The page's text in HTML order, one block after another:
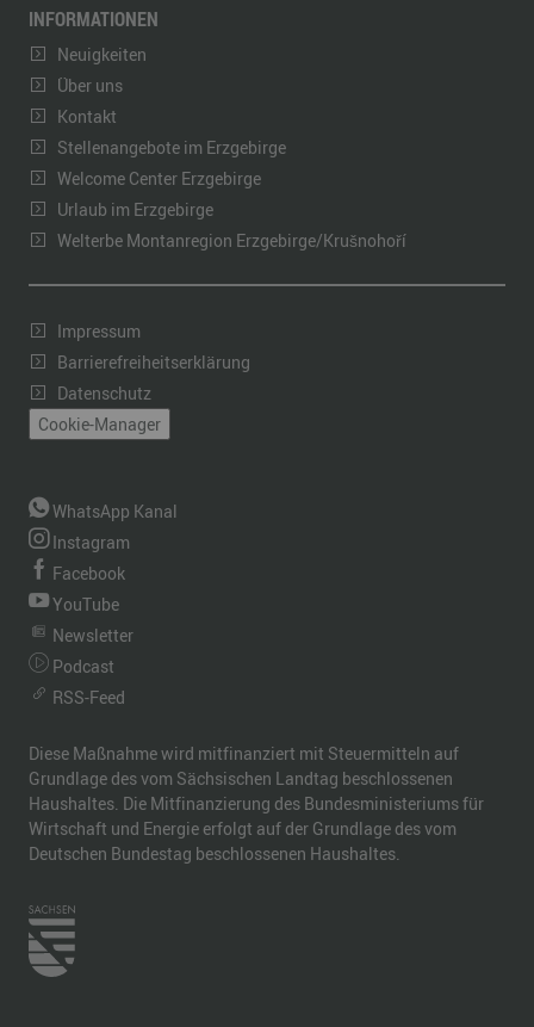
INFORMATIONEN
Neuigkeiten
Über uns
Kontakt
Stellenangebote im Erzgebirge
Welcome Center Erzgebirge
Urlaub im Erzgebirge
Welterbe Montanregion Erzgebirge/Krušnohoří
Impressum
Barrierefreiheitserklärung
Datenschutz
Cookie-Manager
WhatsApp Kanal
Instagram
Facebook
YouTube
Newsletter
Podcast
RSS-Feed
Diese Maßnahme wird mitfinanziert mit Steuermitteln auf
Grundlage des vom Sächsischen Landtag beschlossenen
Haushaltes. Die Mitfinanzierung des Bundesministeriums für
Wirtschaft und Energie erfolgt auf der Grundlage des vom
Deutschen Bundestag beschlossenen Haushaltes.